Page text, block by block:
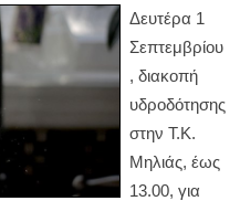
Δευτέρα 1
Σεπτεμβρίου
, διακοπή
υδροδότησης
στην Τ.Κ.
Μηλιάς, έως
13.00, για